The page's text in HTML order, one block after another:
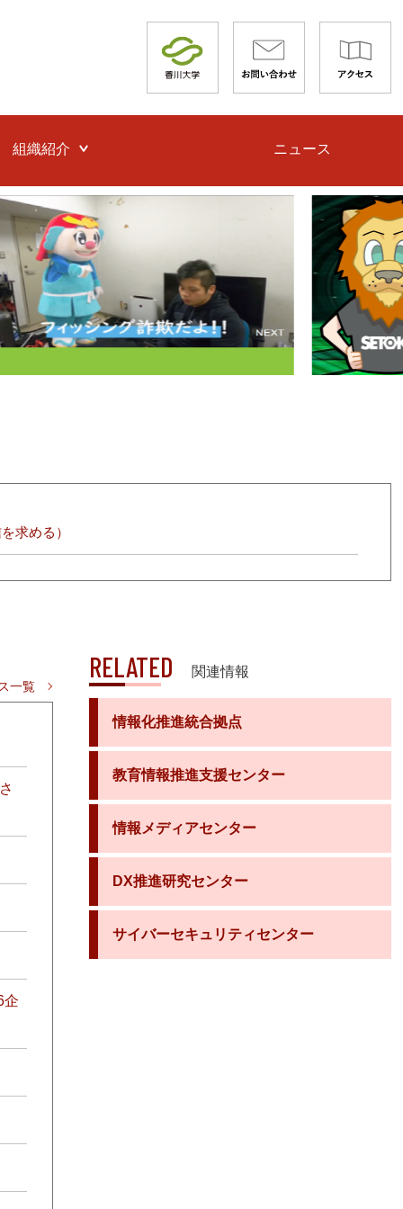
組織紹介
CSIRT
ー防犯ボランティア
」
ニュース
求める）
一覧
企
RELATED 関連情報
情報化推進統合拠点
教育情報推進支援センター
情報メディアセンター
DX推進研究センター
サイバーセキュリティセンター